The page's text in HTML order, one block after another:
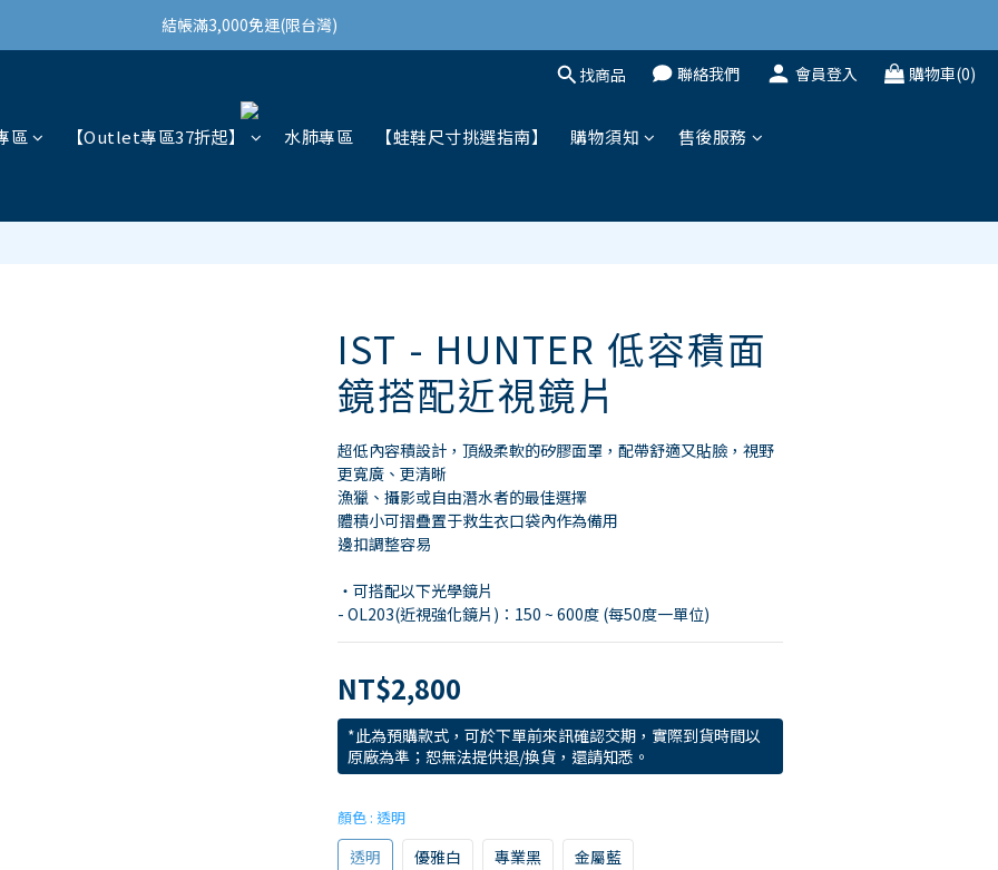
結帳滿3,000免運(限台灣)
結帳滿3,000免運(限台灣)
結帳滿3,000免運(限台灣)
找商品 聯絡我們 會員登入 購物車(0)
區 【Outlet專區37折起】 水肺專區 【蛙鞋尺寸挑選指南】 購物須知 售後服務
IST - HUNTER 低容積面
鏡搭配近視鏡片
超低內容積設計，頂級柔軟的矽膠面罩，配帶舒適又貼臉，視野
更寬廣、更清晰
漁獵、攝影或自由潛水者的最佳選擇
體積小可摺疊置于救生衣口袋內作為備用
邊扣調整容易
・可搭配以下光學鏡片
- OL203(近視強化鏡片)：150 ~ 600度 (每50度一單位)
NT$2,800
*此為預購款式，可於下單前來訊確認交期，實際到貨時間以
原廠為準；恕無法提供退/換貨，還請知悉。
顏色 : 透明
透明 優雅白 專業黑 金屬藍
立即購買